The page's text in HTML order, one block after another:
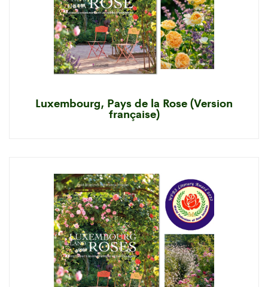
Luxembourg, Pays de la Rose (Version
française)